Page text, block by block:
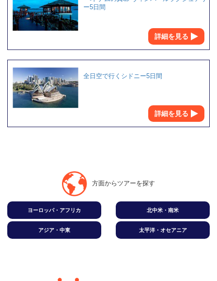
ー5日間
詳細を見る
全日空で行くシドニー5日間
詳細を見る
方面からツアーを探す
ヨーロッパ・アフリカ 北中米・南米
アジア・中東 太平洋・オセアニア